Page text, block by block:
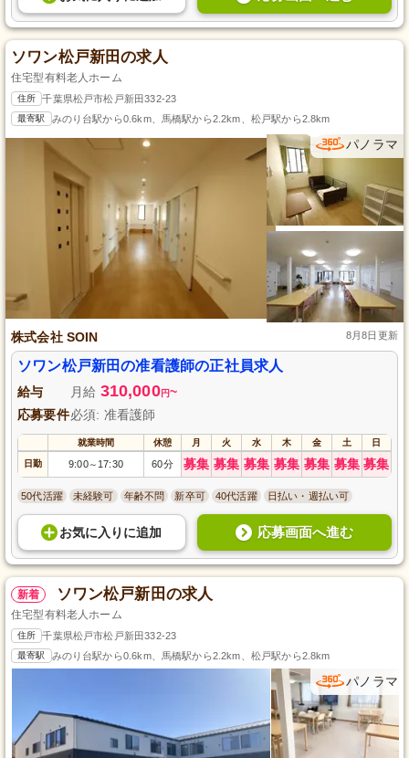
ソワン松戸新田の求人
住宅型有料老人ホーム
住所 千葉県松戸市松戸新田332-23
最寄駅 みのり台駅から0.6km、馬橋駅から2.2km、松戸駅から2.8km
パノラマ
株式会社 SOIN 8月8日更新
ソワン松戸新田の准看護師の正社員求人
給与 月給 310,000円~
応募要件必須: 准看護師
就業時間 休憩 月 火 水 木 金 土 日
日勤 9:00～ 17:30 60分 募集 募集 募集 募集 募集 募集 募集
50代活躍 未経験可 年齢不問 新卒可 40代活躍 日払い・週払い可
お気に入り に追加 応募画面へ進む
新着 ソワン松戸新田の求人
住宅型有料老人ホーム
住所 千葉県松戸市松戸新田332-23
最寄駅 みのり台駅から0.6km、馬橋駅から2.2km、松戸駅から2.8km
パノラマ